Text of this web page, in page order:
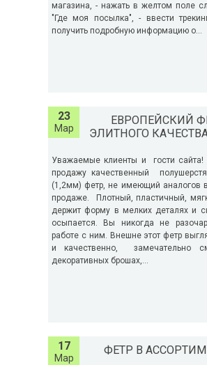
магазина, - нажать в желтом поле
"Где моя посылка", - ввести
получить подробную информацию о...
23
Мар
ЕВРОПЕЙСКИЙ
ЭЛИТНОГО
Уважаемые клиенты и гости сайта!
продажу качественный
(1,2мм) фетр, не имеющий аналогов
продаже. Плотный, пластичный,
держит форму в мелких деталях и
осыпается. Вы никогда не
работе с ним. Внешне этот фетр
и качественно, замечательно
декоративных брошах,...
17
Мар
ФЕТР В